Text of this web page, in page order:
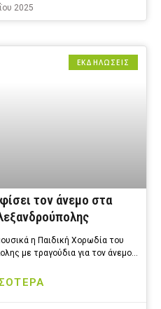
2025
ΕΚΔΗΛΩΣΕΙΣ
τον άνεμο στα
η Παιδική Χορωδία του
με τραγούδια για τον άνεμο…